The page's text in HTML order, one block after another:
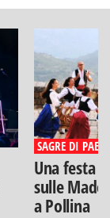
SAGRE DI PAESE
Una festa
sulle
a Pollina